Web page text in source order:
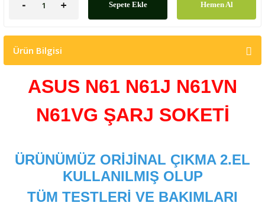
Sepete Ekle Hemen Al
Ürün Bilgisi
ASUS N61 N61J N61VN
N61VG ŞARJ SOKETİ
ÜRÜNÜMÜZ ORİJİNAL ÇIKMA 2.EL
KULLANILMIŞ OLUP
TÜM TESTLERİ VE BAKIMLARI